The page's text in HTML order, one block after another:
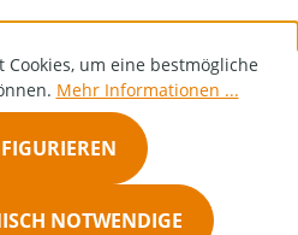
Cookies, um eine bestmögliche
Mehr Informationen ...
NOTWENDIGE